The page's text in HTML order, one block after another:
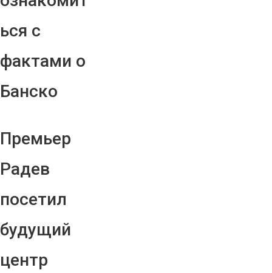
ься с
фактами о
Банско
Премьер
Радев
посетил
будущий
центр